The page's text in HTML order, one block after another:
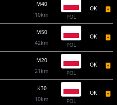
M40
10km
POL
OK
M50
42km
POL
OK
M20
21km
POL
OK
K30
10km
POL
OK